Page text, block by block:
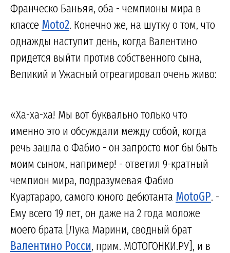
Франческо Баньяя, оба - чемпионы мира в
классе Moto2. Конечно же, на шутку о том, что
однажды наступит день, когда Валентино
придется выйти против собственного сына,
Великий и Ужасный отреагировал очень живо:
«Ха-ха-ха! Мы вот буквально только что
именно это и обсуждали между собой, когда
речь зашла о Фабио - он запросто мог бы быть
моим сыном, например! - ответил 9-кратный
чемпион мира, подразумевая Фабио
Куартараро, самого юного дебютанта MotoGP. -
Ему всего 19 лет, он даже на 2 года моложе
моего брата [Лука Марини, сводный брат
Валентино Росси, прим. МОТОГОНКИ.РУ], и в